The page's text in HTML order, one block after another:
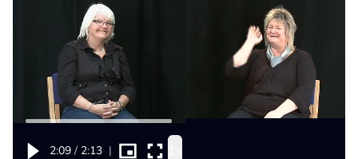
2:09 / 2:13 |